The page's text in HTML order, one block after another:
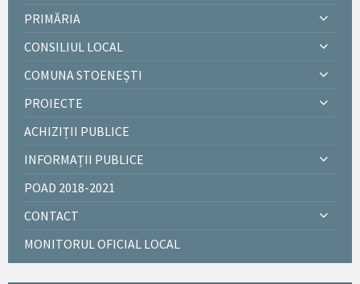
PRIMĂRIA
CONSILIUL LOCAL
COMUNA STOENEȘTI
PROIECTE
ACHIZIȚII PUBLICE
INFORMAȚII PUBLICE
POAD 2018-2021
CONTACT
MONITORUL OFICIAL LOCAL